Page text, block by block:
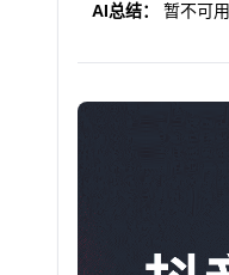
AI总结： 暂不可用